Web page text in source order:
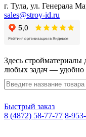
г. Тула, ул. Генерала
sales@stroy-id.ru
Здесь стройматериалы
любых задач — удобно
Быстрый заказ
8 (4872) 58-77-77 8-